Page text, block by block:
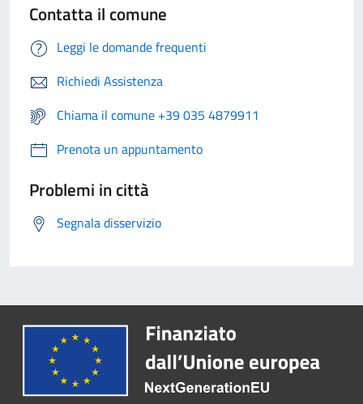
Contatta il comune
Leggi le domande frequenti
Richiedi Assistenza
Chiama il comune +39 035 4879911
Prenota un appuntamento
Problemi in città
Segnala disservizio